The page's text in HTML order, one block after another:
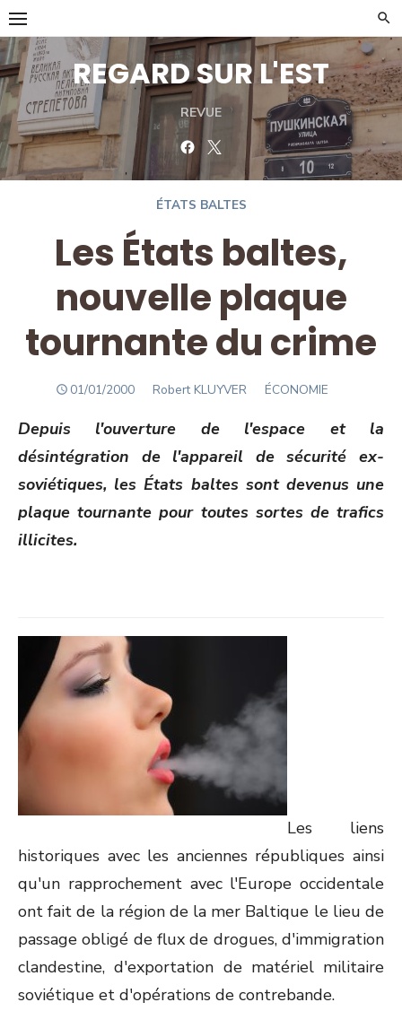
Skip
to
content
REGARD SUR L'EST
REVUE
FacebookTwitter
ÉTATS BALTES
Les États baltes,
nouvelle plaque
tournante du crime
POSTED
01/01/2000 Author
Robert KLUYVER ÉCONOMIE
Depuis l'ouverture de l'espace et la
désintégration de l'appareil de sécurité ex-
soviétiques, les États baltes sont devenus une
plaque tournante pour toutes sortes de trafics
illicites.
Les liens
historiques avec les anciennes républiques ainsi
qu'un rapprochement avec l'Europe occidentale
ont fait de la région de la mer Baltique le lieu de
passage obligé de flux de drogues, d'immigration
clandestine, d'exportation de matériel militaire
soviétique et d'opérations de contrebande.